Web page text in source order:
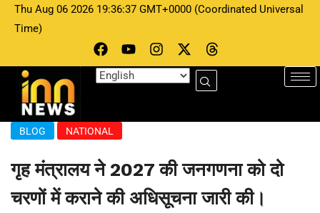
Thu Aug 06 2026 19:36:37 GMT+0000 (Coordinated Universal
Time)
BLOG NATIONAL
गृह मंत्रालय ने 2027 की जनगणना को दो
चरणों में कराने की अधिसूचना जारी की।